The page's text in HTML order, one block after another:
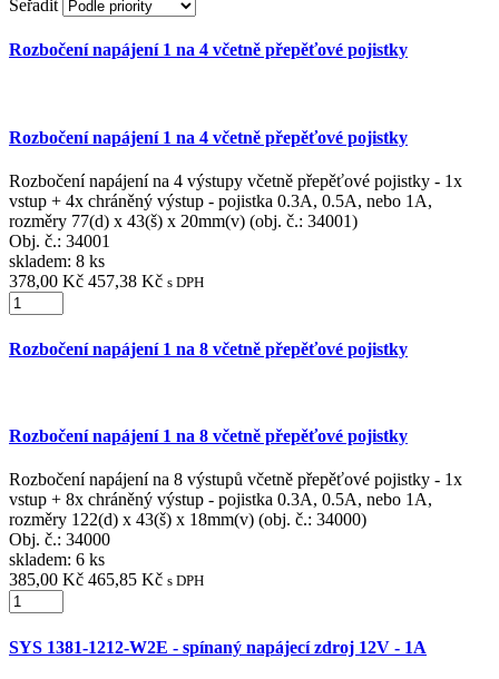
Seřadit
Rozbočení napájení 1 na 4 včetně přepěťové pojistky
Rozbočení napájení 1 na 4 včetně přepěťové pojistky
Rozbočení napájení na 4 výstupy včetně přepěťové pojistky - 1x
vstup + 4x chráněný výstup - pojistka 0.3A, 0.5A, nebo 1A,
rozměry 77(d) x 43(š) x 20mm(v) (obj. č.: 34001)
Obj. č.: 34001
skladem: 8 ks
378,00 Kč 457,38 Kč s DPH
Rozbočení napájení 1 na 8 včetně přepěťové pojistky
Rozbočení napájení 1 na 8 včetně přepěťové pojistky
Rozbočení napájení na 8 výstupů včetně přepěťové pojistky - 1x
vstup + 8x chráněný výstup - pojistka 0.3A, 0.5A, nebo 1A,
rozměry 122(d) x 43(š) x 18mm(v) (obj. č.: 34000)
Obj. č.: 34000
skladem: 6 ks
385,00 Kč 465,85 Kč s DPH
SYS 1381-1212-W2E - spínaný napájecí zdroj 12V - 1A